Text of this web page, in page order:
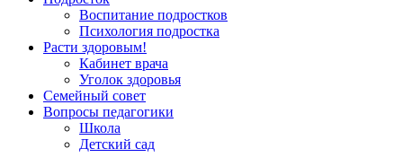
Воспитание подростков
Психология подростка
Расти здоровым!
Кабинет врача
Уголок здоровья
Семейный совет
Вопросы педагогики
Школа
Детский сад